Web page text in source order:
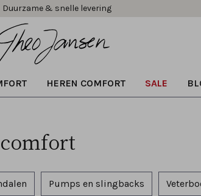
verzending vanaf € 99,95!
HEREN COMFORT SALE
Pumps en slingbacks